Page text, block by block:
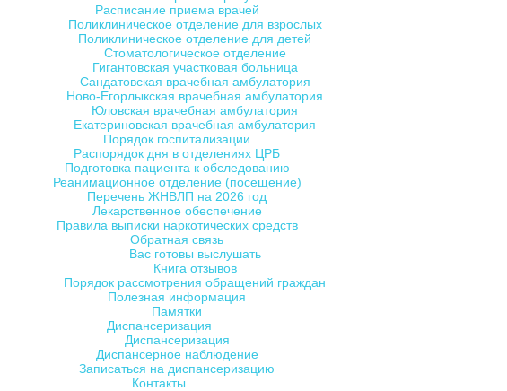
Расписание приема врачей
Поликлиническое отделение для взрослых
Поликлиническое отделение для детей
Стоматологическое отделение
Гигантовская участковая больница
Сандатовская врачебная амбулатория
Ново-Егорлыкская врачебная амбулатория
Юловская врачебная амбулатория
Екатериновская врачебная амбулатория
Порядок госпитализации
Распорядок дня в отделениях ЦРБ
Подготовка пациента к обследованию
Реанимационное отделение (посещение)
Перечень ЖНВЛП на 2026 год
Лекарственное обеспечение
Правила выписки наркотических средств
Обратная связь
Вас готовы выслушать
Книга отзывов
Порядок рассмотрения обращений граждан
Полезная информация
Памятки
Диспансеризация
Диспансеризация
Диспансерное наблюдение
Записаться на диспансеризацию
Контакты